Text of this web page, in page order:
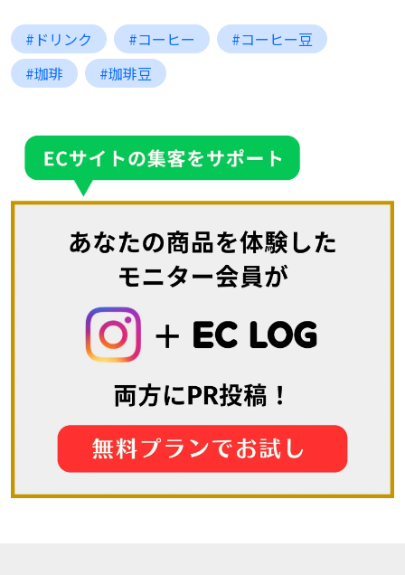
#ドリンク #コーヒー
#コーヒー豆
#珈琲
#珈琲豆